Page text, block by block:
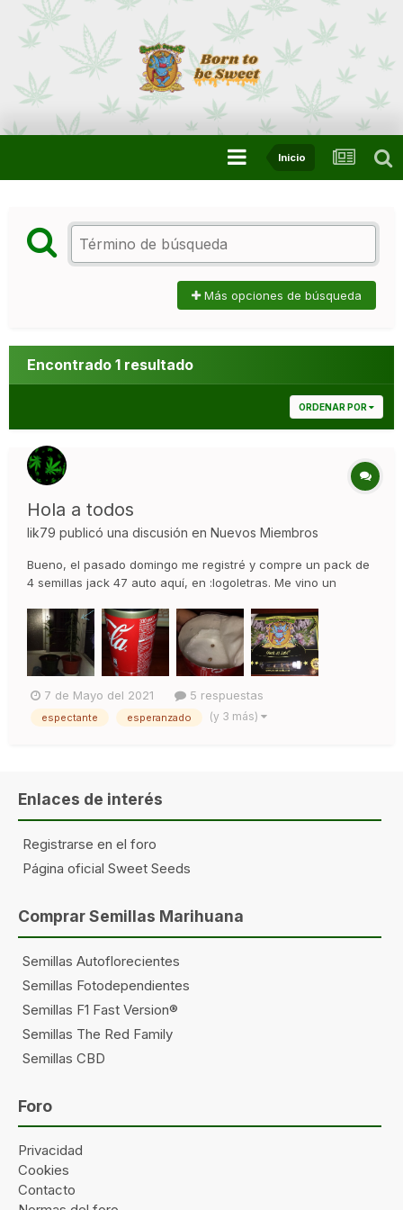
Inicio
Más opciones de búsqueda
Encontrado 1 resultado
ORDENAR POR
Hola a todos
lik79 publicó una discusión en Nuevos Miembros
Bueno, el pasado domingo me registré y compre un pack de
4 semillas jack 47 auto aquí, en :logoletras. Me vino un
porque mi madre estaba ahí conmigo y no le gusta que fume
porque hace 2 años me dio un infarto :s (fumo un peta solo
de hie...
7 de Mayo del 2021 5 respuestas
espectante esperanzado (y 3 más)
Enlaces de interés
Registrarse en el foro
Página oficial Sweet Seeds
Comprar Semillas Marihuana
Semillas Autoflorecientes
Semillas Fotodependientes
Semillas F1 Fast Version®
Semillas The Red Family
Semillas CBD
Foro
Privacidad
Cookies
Contacto